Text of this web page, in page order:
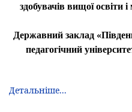
здобувачів вищої освіти
Державний заклад
педагогічний
Детальніше...